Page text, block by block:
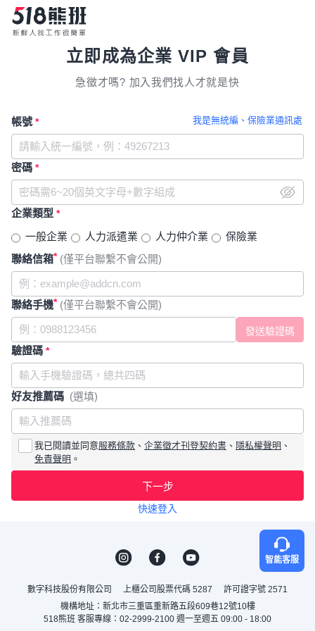
立即成為企業 VIP 會員
急徵才嗎? 加入我們找人才就是快
我是無統編、保險業通訊處
帳號 *
密碼 *
企業類型 *
一般企業 人力派遣業 人力仲介業
保險業
聯絡信箱* (僅平台聯繫不會公開)
聯絡手機* (僅平台聯繫不會公開)
驗證碼 *
好友推薦碼 (選填)
我已閱讀並同意服務條款 、 企業徵才刊登契約書 、 隱私權聲明 、
免責聲明 。
下一步
快速登入
智能客服
數字科技股份有限公司 上櫃公司股票代碼 5287
許可證字號 2571
機構地址：新北市三重區重新路五段609巷12號10樓
518熊班 客服專線：02-2999-2100 週一至週五 09:00 - 18:00